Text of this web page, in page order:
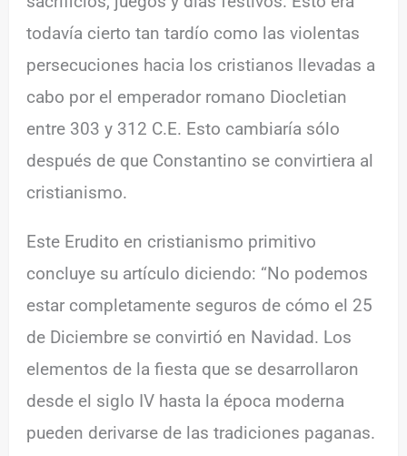
todavía cierto tan tardío como las violentas
persecuciones hacia los cristianos llevadas a
cabo por el emperador romano Diocletian
entre 303 y 312 C.E. Esto cambiaría sólo
después de que Constantino se convirtiera al
cristianismo.
Este Erudito en cristianismo primitivo
concluye su artículo diciendo: “No podemos
estar completamente seguros de cómo el 25
de Diciembre se convirtió en Navidad. Los
elementos de la fiesta que se desarrollaron
desde el siglo IV hasta la época moderna
pueden derivarse de las tradiciones paganas.